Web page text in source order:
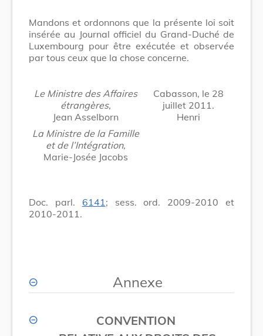
Mandons et ordonnons que la présente loi soit
insérée au Journal officiel du Grand-Duché de
Luxembourg pour être exécutée et observée
par tous ceux que la chose concerne.
Le Ministre des Affaires
étrangères,
Jean Asselborn
La Ministre de la Famille
et de l’Intégration,
Marie-Josée Jacobs
Cabasson, le 28
juillet 2011.
Henri
Doc. parl. 6141 ; sess. ord. 2009-2010 et
2010-2011.
Annexe
CONVENTION